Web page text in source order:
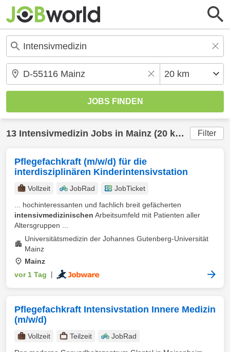
13 Intensivmedizin Jobs in Mainz (20 km) gefunden Filter
Pflegefachkraft (m/w/d) für die
interdisziplinären Kinderintensivstation
Vollzeit JobRad
JobTicket
... hochinteressanten und fachlich breit gefächerten
intensivmedizinischen Arbeitsumfeld mit Patienten aller
Altersgruppen ...
Universitätsmedizin der Johannes Gutenberg-Universität
Mainz
Mainz
vor 1 Tag
Pflegefachkraft Intensivstation Innere Medizin
(m/w/d)
Vollzeit Teilzeit
JobRad